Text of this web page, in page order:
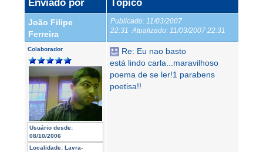
Enviado por Tópico
João Filipe
Ferreira
Publicado: 11/03/2007
22:31 Atualizado: 11/03/2007 22:31
Colaborador
Usuário desde:
08/10/2006
Localidade: Lavra-
Re: Eu nao basto
está lindo carla...maravilhoso
poema de se ler!1 parabens
poetisa!!